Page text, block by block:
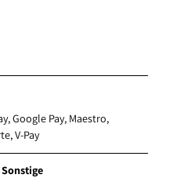
Google Pay, Maestro,
V-Pay